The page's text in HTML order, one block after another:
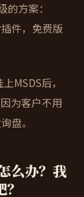
方案：
件，免费版
MSDS后，
为客户不用
盘。
么办？我